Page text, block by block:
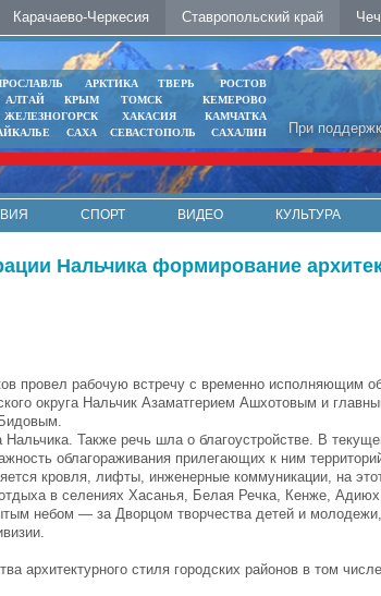
Карачаево-Черкесия Ставропольский край
При
АРКТИКА ТВЕРЬ
РОСТОВ
АЛТАЙ КРЫМ ТОМСК
КЕМЕРОВО
ЖЕЛЕЗНОГОРСК ХАКАСИЯ
КАМЧАТКА
САХА СЕВАСТОПОЛЬ САХАЛИН
СПОРТ ВИДЕО КУЛЬТУРА
Нальчика формирование
провел рабочую встречу с временно исполняющим
округа Нальчик Азаматгерием Ашхотовым и
Также речь шла о благоустройстве. В
облагораживания прилегающих к ним
кровля, лифты, инженерные коммуникации, на
в селениях Хасанья, Белая Речка, Кенже,
небом — за Дворцом творчества детей и
архитектурного стиля городских районов в том